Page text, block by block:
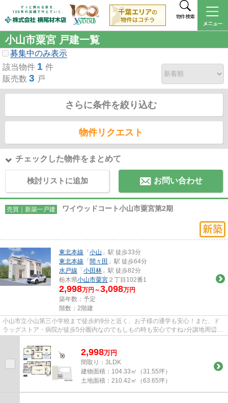
物件検索
小山市粟宮 戸建一覧
募集中のみ表示
該当物件 1 件
販売数 3 戸
さらに条件を絞り込む
物件リクエスト
チェックした物件をまとめて
検討リストに追加 お問い合わせ
売買｜新築一戸建 ワイウッドコート小山市粟宮第2期
東北本線 「小山 」駅 徒歩33分
東北本線 「間々田 」駅 徒歩64分
水戸線 「小田林 」駅 徒歩82分
栃木県小山市粟宮 ２丁目102番1
2,998万円～3,098万円
築年数：予定
階数：2階建
小山市立小山第三小学校まで徒歩約9分と近く、お子様の通学も安心！また、ド
ラッグストア・病院が徒歩5分圏内なのでもしもの時も安心ですね♪分譲地周辺は
車通りも落ち着いており、のど...
2,998万円
間取り：3LDK
建物面積： 104.33㎡（31.55坪）
土地面積： 210.42㎡（63.65坪）